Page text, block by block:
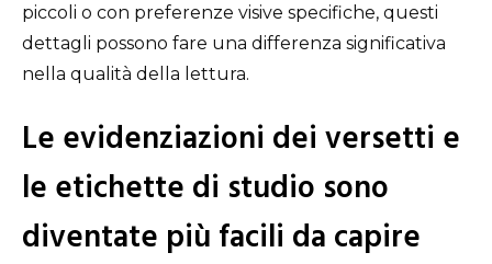
piccoli o con preferenze visive specifiche, questi
dettagli possono fare una differenza significativa
nella qualità della lettura.
Le evidenziazioni dei versetti e
le etichette di studio sono
diventate più facili da capire